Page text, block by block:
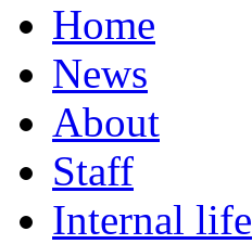
Home
News
About
Staff
Internal life